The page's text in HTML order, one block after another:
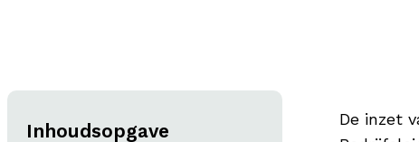
Inhoudsopgave
De inzet